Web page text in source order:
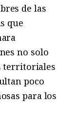
de las
que
no solo
territoriales
poco
para los